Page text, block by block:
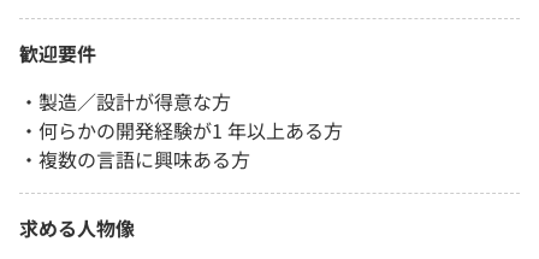
歓迎要件
・製造／設計が得意な方
・何らかの開発経験が1 年以上ある方
・複数の言語に興味ある方
求める人物像